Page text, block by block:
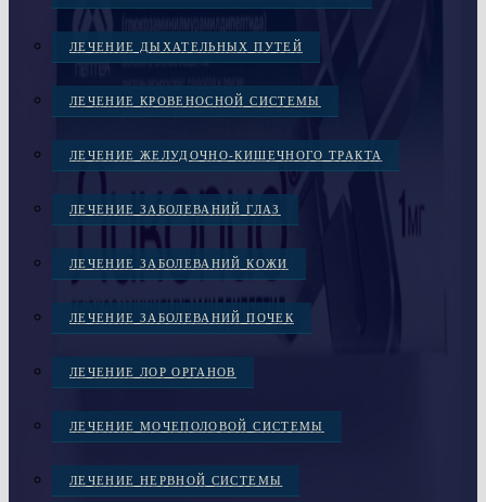
ЛЕЧЕНИЕ ДЫХАТЕЛЬНЫХ ПУТЕЙ
ЛЕЧЕНИЕ КРОВЕНОСНОЙ СИСТЕМЫ
ЛЕЧЕНИЕ ЖЕЛУДОЧНО-КИШЕЧНОГО ТРАКТА
ЛЕЧЕНИЕ ЗАБОЛЕВАНИЙ ГЛАЗ
ЛЕЧЕНИЕ ЗАБОЛЕВАНИЙ КОЖИ
ЛЕЧЕНИЕ ЗАБОЛЕВАНИЙ ПОЧЕК
ЛЕЧЕНИЕ ЛОР ОРГАНОВ
ЛЕЧЕНИЕ МОЧЕПОЛОВОЙ СИСТЕМЫ
ЛЕЧЕНИЕ НЕРВНОЙ СИСТЕМЫ